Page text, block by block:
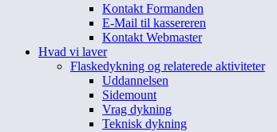
Kontakt Formanden
E-Mail til kassereren
Kontakt Webmaster
Hvad vi laver
Flaskedykning og relaterede aktiviteter
Uddannelsen
Sidemount
Vrag dykning
Teknisk dykning